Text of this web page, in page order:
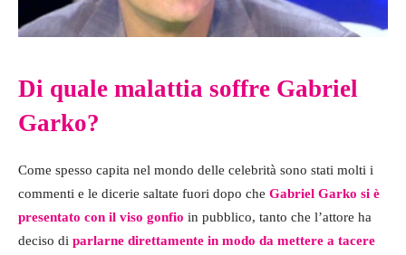
Di quale malattia soffre Gabriel
Garko?
Come spesso capita nel mondo delle celebrità sono stati molti i
commenti e le dicerie saltate fuori dopo che Gabriel Garko si è
presentato con il viso gonfio in pubblico, tanto che l’attore ha
deciso di parlarne direttamente in modo da mettere a tacere